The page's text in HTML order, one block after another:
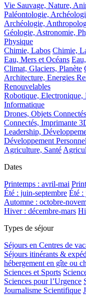
Vie Sauvage, Nature,
Paléontologie,
Archéologie,
Géologie, Astronomie,
Physique
Chimie, Labos Chimie,
Eau, Mers et Océans
Climat, Glaciers, Planète
Architecture, Energies
Renouvelables
Robotique, Electronique,
Informatique
Drones, Objets
Connectés, Imprimante
Leadership,
Développement Personnel
Agriculture, Santé
Dates
Printemps : avril-mai
Été : juin-septembre Été :
Automne : octobre-
Hiver : décembre-mars
Types de séjour
Séjours en Centres de
Séjours itinérants &
hébergement en gîte ou
Sciences et Sports
Sciences pour l’Urgence
Journalisme Scientifique